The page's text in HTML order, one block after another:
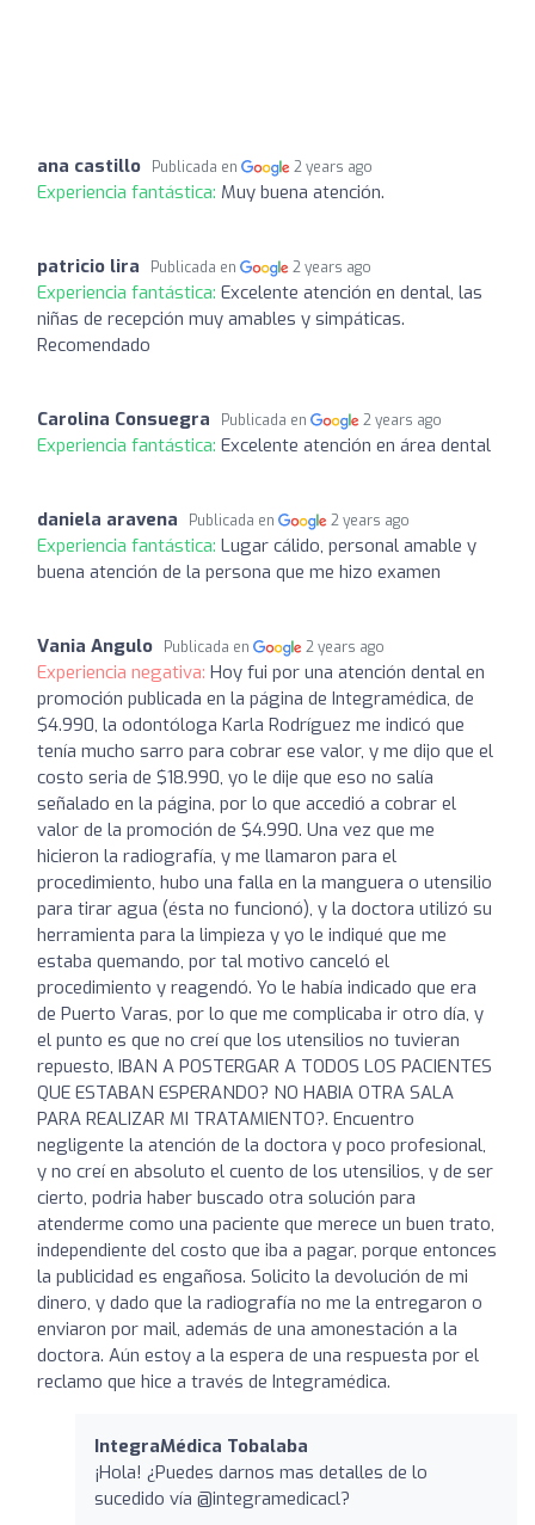
ana castillo Publicada en 2 years ago
Experiencia fantástica: Muy buena atención.
patricio lira Publicada en 2 years ago
Experiencia fantástica: Excelente atención en dental, las
niñas de recepción muy amables y simpáticas.
Recomendado
Carolina Consuegra Publicada en 2 years ago
Experiencia fantástica: Excelente atención en área dental
daniela aravena Publicada en 2 years ago
Experiencia fantástica: Lugar cálido, personal amable y
buena atención de la persona que me hizo examen
Vania Angulo Publicada en 2 years ago
Experiencia negativa: Hoy fui por una atención dental en
promoción publicada en la página de Integramédica, de
$4.990, la odontóloga Karla Rodríguez me indicó que
tenía mucho sarro para cobrar ese valor, y me dijo que el
costo seria de $18.990, yo le dije que eso no salía
señalado en la página, por lo que accedió a cobrar el
valor de la promoción de $4.990. Una vez que me
hicieron la radiografía, y me llamaron para el
procedimiento, hubo una falla en la manguera o utensilio
para tirar agua (ésta no funcionó), y la doctora utilizó su
herramienta para la limpieza y yo le indiqué que me
estaba quemando, por tal motivo canceló el
procedimiento y reagendó. Yo le había indicado que era
de Puerto Varas, por lo que me complicaba ir otro día, y
el punto es que no creí que los utensilios no tuvieran
repuesto, IBAN A POSTERGAR A TODOS LOS PACIENTES
QUE ESTABAN ESPERANDO? NO HABIA OTRA SALA
PARA REALIZAR MI TRATAMIENTO?. Encuentro
negligente la atención de la doctora y poco profesional,
y no creí en absoluto el cuento de los utensilios, y de ser
cierto, podria haber buscado otra solución para
atenderme como una paciente que merece un buen trato,
independiente del costo que iba a pagar, porque entonces
la publicidad es engañosa. Solicito la devolución de mi
dinero, y dado que la radiografía no me la entregaron o
enviaron por mail, además de una amonestación a la
doctora. Aún estoy a la espera de una respuesta por el
reclamo que hice a través de Integramédica.
IntegraMédica Tobalaba
¡Hola! ¿Puedes darnos mas detalles de lo
sucedido vía @integramedicacl?